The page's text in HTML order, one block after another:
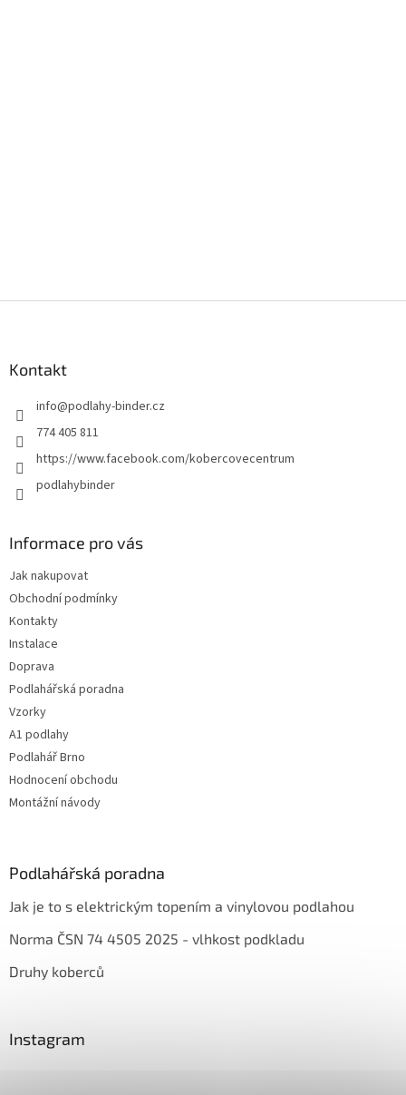
Kontakt
info@podlahy-binder.cz
774 405 811
https://www.facebook.com/kobercovecentrum
podlahybinder
Informace pro vás
Jak nakupovat
Obchodní podmínky
Kontakty
Instalace
Doprava
Podlahářská poradna
Vzorky
A1 podlahy
Podlahář Brno
Hodnocení obchodu
Montážní návody
Podlahářská poradna
Jak je to s elektrickým topením a vinylovou podlahou
Norma ČSN 74 4505 2025 - vlhkost podkladu
Druhy koberců
Instagram